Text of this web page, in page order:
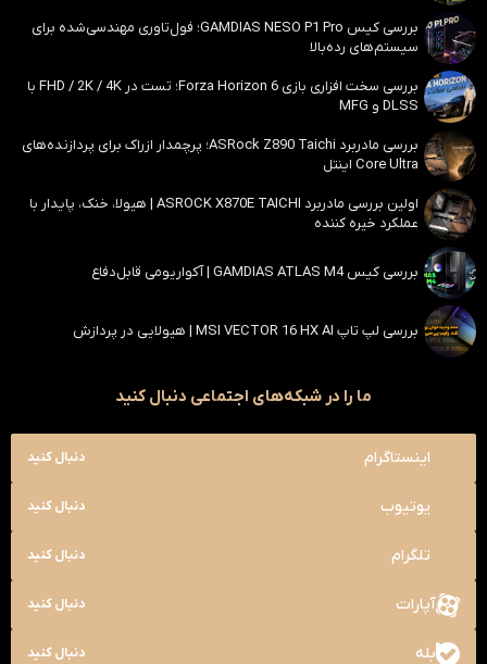
بررسی کیس GAMDIAS NESO P1 Pro؛ فول‌تاوری مهندسی‌شده برای
سیستم‌های رده‌بالا
بررسی سخت افزاری بازی Forza Horizon 6؛ تست در FHD / 2K / 4K با
DLSS و MFG
بررسی مادربرد ASRock Z890 Taichi؛ پرچمدار ازراک برای پردازنده‌های
Core Ultra اینتل
اولین بررسی مادربرد ASROCK X870E TAICHI | هیولا، خنک، پایدار با
عملکرد خیره کننده
بررسی کیس GAMDIAS ATLAS M4 | آکواریومی قابل‌دفاع
بررسی لپ تاپ MSI VECTOR 16 HX AI | هیولایی در پردازش
ما را در شبکه‌های اجتماعی دنبال کنید
اینستاگرام دنبال کنید
یوتیوب دنبال کنید
تلگرام دنبال کنید
آپارات دنبال کنید
بله دنبال کنید